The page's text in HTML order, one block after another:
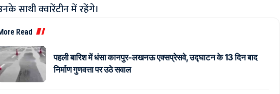
साथी क्वारेंटीन में रहेंगे।
Read
पहली बारिश में धंसा कानपुर-लखनऊ एक्सप्रेसवे, उद्घाटन के 13 दिन बाद
निर्माण गुणवत्ता पर उठे सवाल